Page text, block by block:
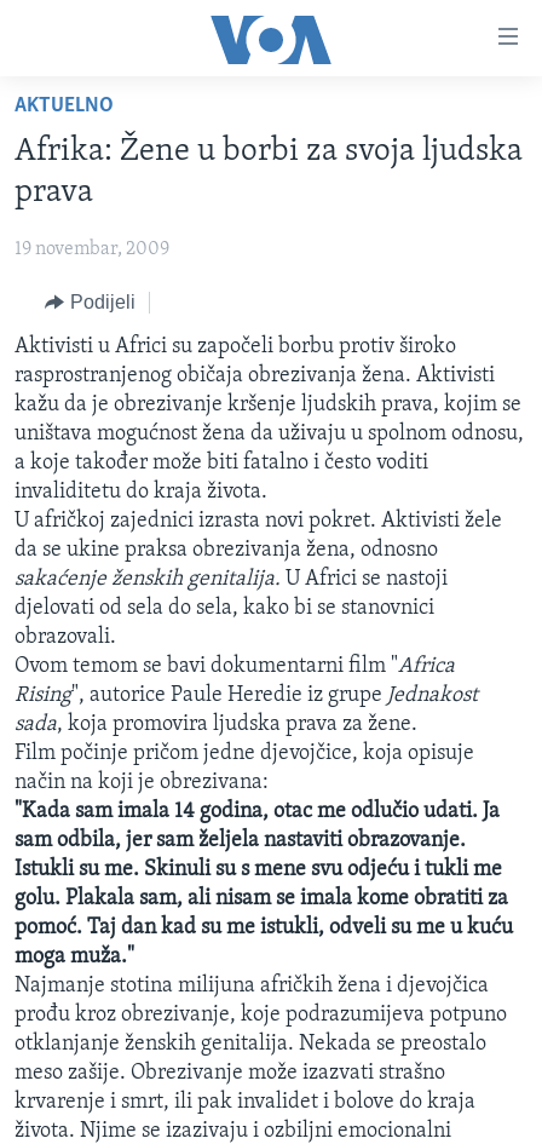
glavni
sadržaj
na
glavnu
pretragu
TV PROGRAM
FOTOGRAFIJE DANA
VIJESTI
SJEDINJENE AMERIČKE DRŽAVE
BOSNA I HERCEGOVINA
SVIJET
NAUKA I TEHNOLOGIJA
SPECIJALNI PROJEKTI
KORUPCIJA
SLOBODA MEDIJA
ŽENSKA STRANA
IZBJEGLIČKA STRANA
MAGAZIN
O GLASU AMERIKE
Learning English
PRATITE NAS
Jezici
AKTUELNO
Afrika: Žene u borbi za svoja ljudska
prava
19 novembar, 2009
Podijeli
Aktivisti u Africi su započeli borbu protiv široko
rasprostranjenog običaja obrezivanja žena. Aktivisti
kažu da je obrezivanje kršenje ljudskih prava, kojim se
uništava mogućnost žena da uživaju u spolnom odnosu,
a koje također može biti fatalno i često voditi
invaliditetu do kraja života.
U afričkoj zajednici izrasta novi pokret. Aktivisti žele
da se ukine praksa obrezivanja žena, odnosno
sakaćenje ženskih genitalija. U Africi se nastoji
djelovati od sela do sela, kako bi se stanovnici
obrazovali.
Ovom temom se bavi dokumentarni film "Africa
Rising", autorice Paule Heredie iz grupe Jednakost
sada, koja promovira ljudska prava za žene.
Film počinje pričom jedne djevojčice, koja opisuje
način na koji je obrezivana:
"Kada sam imala 14 godina, otac me odlučio udati. Ja
sam odbila, jer sam željela nastaviti obrazovanje.
Istukli su me. Skinuli su s mene svu odjeću i tukli me
golu. Plakala sam, ali nisam se imala kome obratiti za
pomoć. Taj dan kad su me istukli, odveli su me u kuću
moga muža."
Najmanje stotina milijuna afričkih žena i djevojčica
prođu kroz obrezivanje, koje podrazumijeva potpuno
otklanjanje ženskih genitalija. Nekada se preostalo
meso zašije. Obrezivanje može izazvati strašno
krvarenje i smrt, ili pak invalidet i bolove do kraja
života. Njime se izazivaju i ozbiljni emocionalni